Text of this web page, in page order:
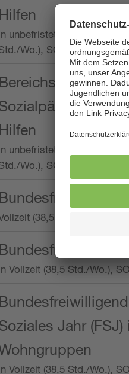
Hilfen
unbefristeter Anstellung,
Wo.), SOS-Kinderdorf
Bereichsleitung
Hilfen
unbefristeter Anstellung,
Wo.), SOS-Kinderdorf
(38,5 Stunden pro
Vollzeit (38,5 Std./Wo.),
Jahr
Vollzeit (38,5 Std./Wo.),